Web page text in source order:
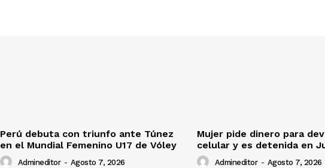
Perú debuta con triunfo ante Túnez
en el Mundial Femenino U17 de Vóley
Admineditor - Agosto 7, 2026
Mujer pide dinero para
celular y es detenida en
Admineditor - Agosto 7, 2026